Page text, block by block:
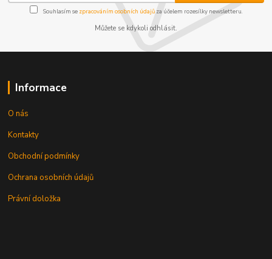
Souhlasím se zpracováním osobních údajůza účelem rozesílky newsletteru.
Můžete se kdykoli odhlásit.
Informace
O nás
Kontakty
Obchodní podmínky
Ochrana osobních údajů
Právní doložka